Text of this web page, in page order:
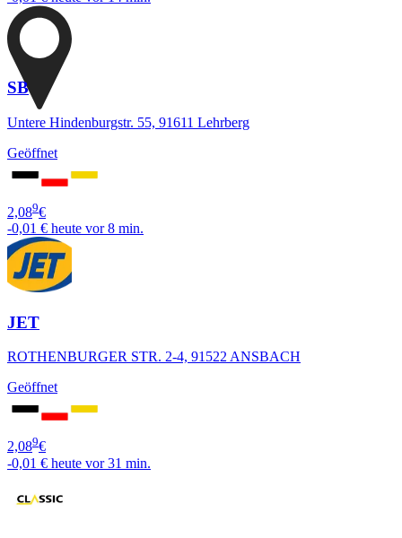
SB
Untere Hindenburgstr. 55, 91611 Lehrberg
Geöffnet
2,089€
-0,01 € heute vor 8 min.
JET
ROTHENBURGER STR. 2-4, 91522 ANSBACH
Geöffnet
2,089€
-0,01 € heute vor 31 min.